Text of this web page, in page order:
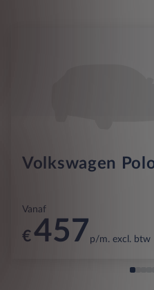
Volkswagen
Vanaf
€457 p/m. excl. btw